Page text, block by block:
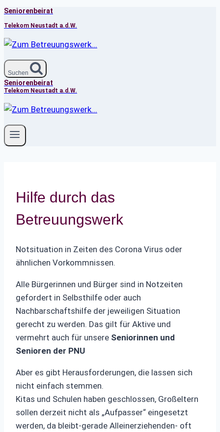
Zum
Inhalt
springen
Seniorenbeirat
Telekom Neustadt a.d.W.
Suchen
Seniorenbeirat
Telekom Neustadt a.d.W.
Hilfe durch das
Betreuungswerk
Notsituation in Zeiten des Corona Virus oder
ähnlichen Vorkommnissen.
Alle Bürgerinnen und Bürger sind in Notzeiten
gefordert in Selbsthilfe oder auch
Nachbarschaftshilfe der jeweiligen Situation
gerecht zu werden. Das gilt für Aktive und
vermehrt auch für unsere Seniorinnen und
Senioren der PNU
Aber es gibt Herausforderungen, die lassen sich
nicht einfach stemmen.
Kitas und Schulen haben geschlossen, Großeltern
sollen derzeit nicht als „Aufpasser“ eingesetzt
werden, da bleibt-gerade Alleinerziehenden- oft